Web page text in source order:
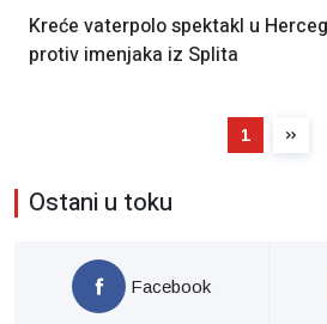
Kreće vaterpolo spektakl u
protiv imenjaka iz Splita
1
Ostani u toku
Facebook